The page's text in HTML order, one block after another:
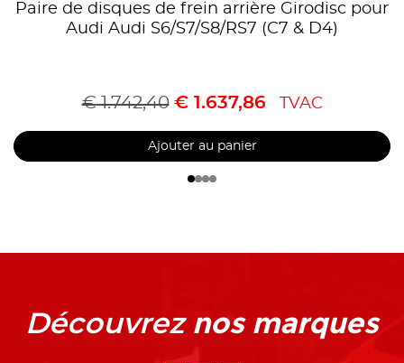
Paire de disques de frein arrière Girodisc pour
Audi Audi S6/S7/S8/RS7 (C7 & D4)
€1.742,40 €1.637,86 TVAC
Ajouter au panier
Découvrez nos marques